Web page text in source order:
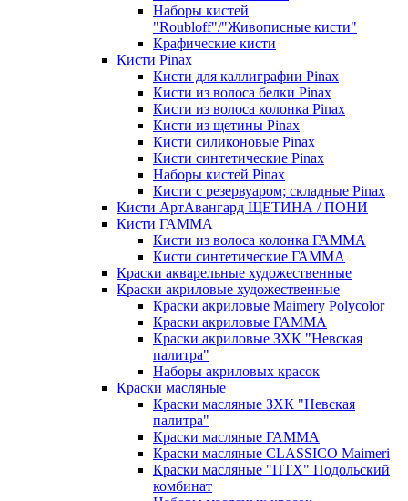
Наборы кистей
"Roubloff"/"Живописные кисти"
Крафические кисти
Кисти Pinax
Кисти для каллиграфии Pinax
Кисти из волоса белки Pinax
Кисти из волоса колонка Pinax
Кисти из щетины Pinax
Кисти силиконовые Pinax
Кисти синтетические Pinax
Наборы кистей Pinax
Кисти с резервуаром; складные Pinax
Кисти АртАвангард ЩЕТИНА / ПОНИ
Кисти ГАММА
Кисти из волоса колонка ГАММА
Кисти синтетические ГАММА
Краски акварельные художественные
Краски акриловые художественные
Краски акриловые Maimery Polycolor
Краски акриловые ГАММА
Краски акриловые ЗХК "Невская
палитра"
Наборы акриловых красок
Краски масляные
Краски масляные ЗХК "Невская
палитра"
Краски масляные ГАММА
Краски масляные CLASSICO Maimeri
Краски масляные "ПТХ" Подольский
комбинат